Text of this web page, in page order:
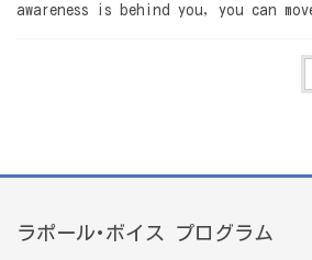
awareness is behind you, you can
ラポール･ボイス プログラム